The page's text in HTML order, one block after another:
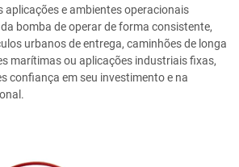
aplicações e ambientes operacionais
bomba de operar de forma consistente,
urbanos de entrega, caminhões de longa
marítimas ou aplicações industriais fixas,
confiança em seu investimento e na